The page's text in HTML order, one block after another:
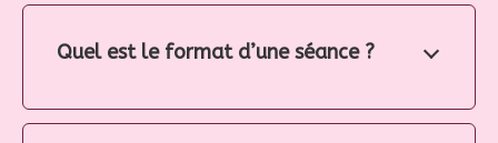
Quel est le format d’une séance ?